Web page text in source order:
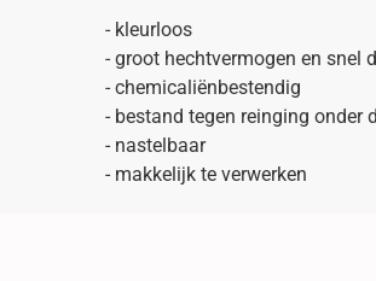
- kleurloos
- groot hechtvermogen en snel
- chemicaliënbestendig
- bestand tegen reinging onder
- nastelbaar
- makkelijk te verwerken